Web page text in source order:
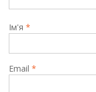
Ім'я *
Email *